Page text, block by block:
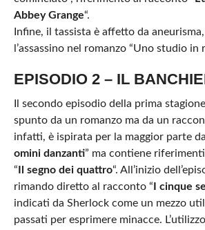
Abbey Grange“.
Infine, il tassista è affetto da
l’assassino nel romanzo “Uno studio in
EPISODIO 2 – IL
Il secondo episodio della prima
spunto da un romanzo ma da un
infatti, è ispirata per la maggior parte
omini danzanti” ma contiene
“ Il segno dei quattro“. All’inizio
rimando diretto al racconto “ I cinque
indicati da Sherlock come un mezzo
passati per esprimere minacce.